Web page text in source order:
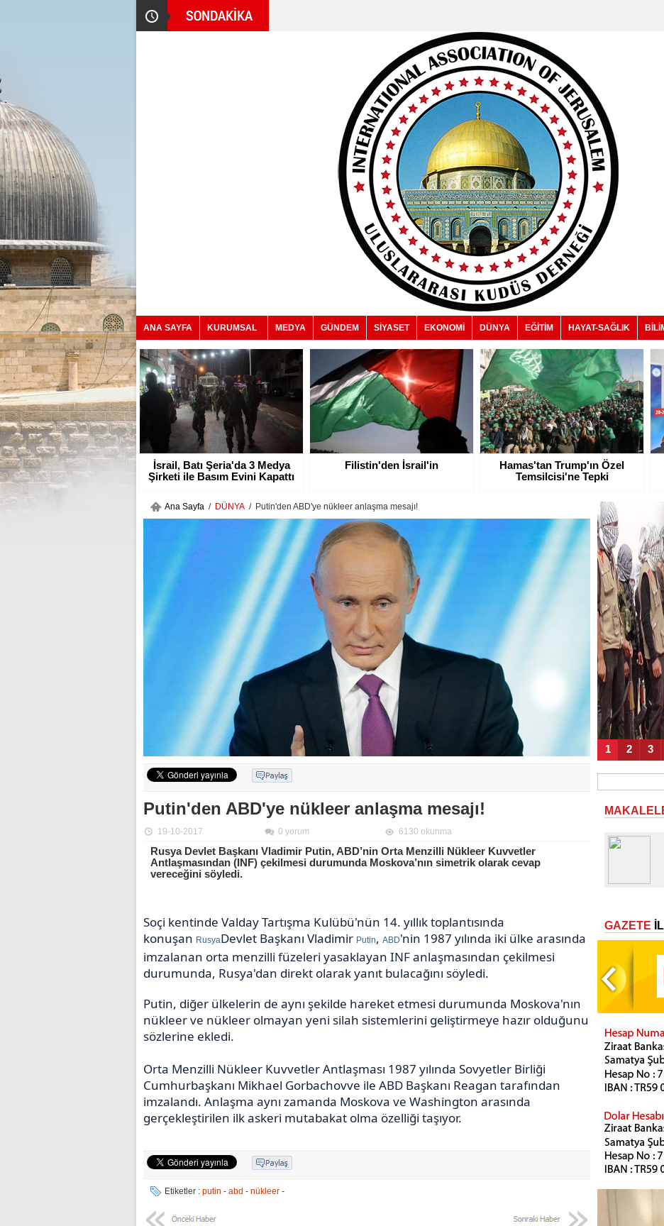
ANA SAYFA KURUMSAL MEDYA GÜNDEM SİYASET EKONOMİ DÜNYA EĞİTİM HAYAT-SAĞLIK
İsrail, Batı Şeria'da 3 Medya
Şirketi ile Basım Evini Kapattı
Filistin'den İsrail'in Hamas'tan Trump'ın Özel
Temsilcisi'ne Tepki
Ana Sayfa / DÜNYA / Putin'den ABD'ye nükleer anlaşma mesajı!
Putin'den ABD'ye nükleer anlaşma mesajı!
19-10-2017 0 yorum 6130 okunma
Rusya Devlet Başkanı Vladimir Putin, ABD’nin Orta Menzilli Nükleer Kuvvetler
Antlaşmasından (INF) çekilmesi durumunda Moskova’nın simetrik olarak cevap
vereceğini söyledi.
Soçi kentinde Valday Tartışma Kulübü'nün 14. yıllık toplantısında
konuşan RusyaDevlet Başkanı Vladimir Putin, ABD'nin 1987 yılında iki ülke arasında
imzalanan orta menzilli füzeleri yasaklayan INF anlaşmasından çekilmesi
durumunda, Rusya'dan direkt olarak yanıt bulacağını söyledi.
Putin, diğer ülkelerin de aynı şekilde hareket etmesi durumunda Moskova'nın
nükleer ve nükleer olmayan yeni silah sistemlerini geliştirmeye hazır olduğunu
sözlerine ekledi.
Orta Menzilli Nükleer Kuvvetler Antlaşması 1987 yılında Sovyetler Birliği
Cumhurbaşkanı Mikhael Gorbachovve ile ABD Başkanı Reagan tarafından
imzalandı. Anlaşma aynı zamanda Moskova ve Washington arasında
gerçekleştirilen ilk askeri mutabakat olma özelliği taşıyor.
Etiketler : putin - abd - nükleer -
1 2 3
GAZETE